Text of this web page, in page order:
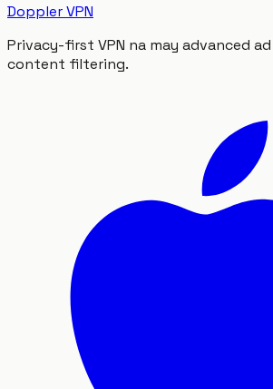
Doppler VPN
Privacy-first VPN na may advanced
content filtering.